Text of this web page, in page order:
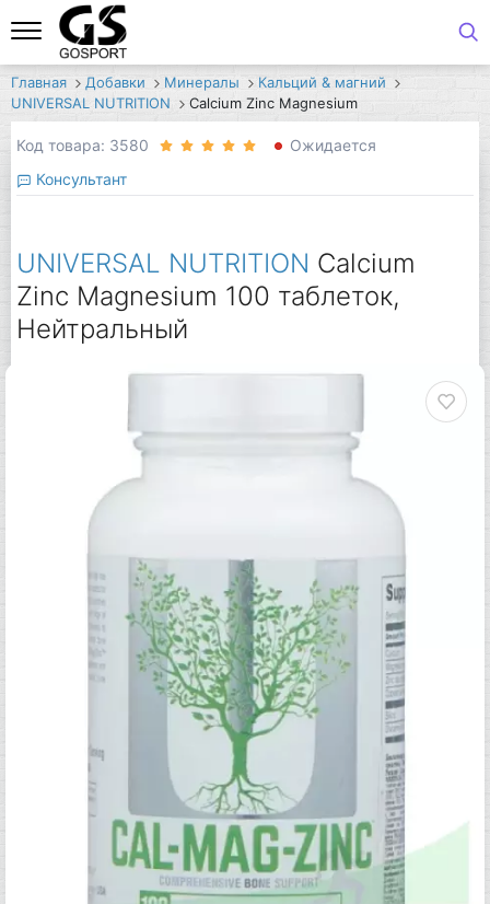
Главная Добавки Минералы
Кальций & магний
UNIVERSAL NUTRITION
Calcium Zinc Magnesium
Код товара: 3580
Ожидается
Консультант
UNIVERSAL NUTRITION Calcium
Zinc Magnesium 100 таблеток,
Нейтральный